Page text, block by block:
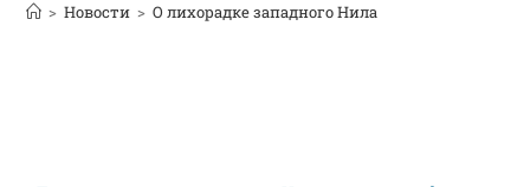
> Новости > О лихорадке западного Нила